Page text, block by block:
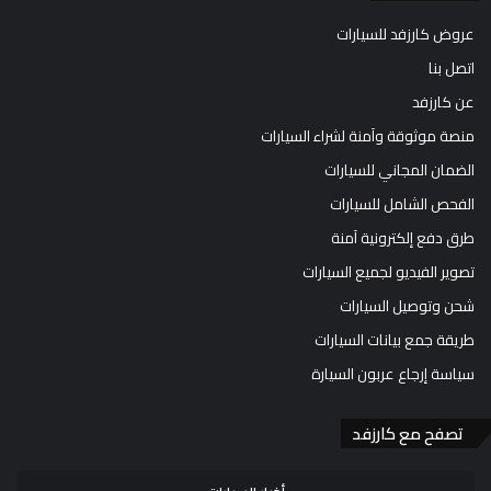
عروض كارزفد للسيارات
اتصل بنا
عن كارزفد
منصة موثوقة وآمنة لشراء السيارات
الضمان المجاني للسيارات
الفحص الشامل للسيارات
طرق دفع إلكترونية آمنة
تصوير الفيديو لجميع السيارات
شحن وتوصيل السيارات
طريقة جمع بيانات السيارات
سياسة إرجاع عربون السيارة
تصفح مع كارزفد